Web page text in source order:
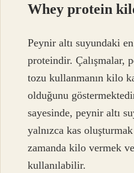
Whey protein
Peynir altı suyundaki
proteindir. Çalışmalar,
tozu kullanmanın kilo
olduğunu
sayesinde, peynir altı
yalnızca kas
zamanda kilo vermek
kullanılabilir.